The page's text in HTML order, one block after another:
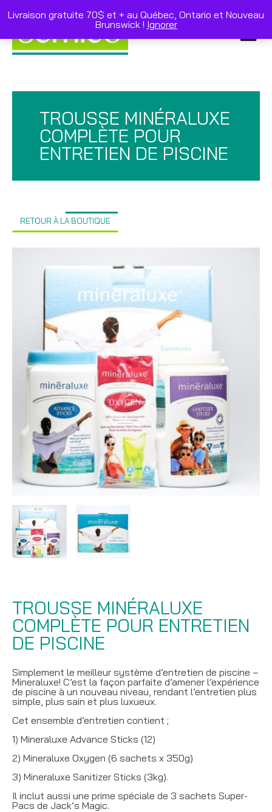
to
TROUSSE MINÉRALUXE
COMPLÈTE POUR
ENTRETIEN DE PISCINE
RETOUR À LA BOUTIQUE
TROUSSE MINÉRALUXE
COMPLÈTE POUR ENTRETIEN
DE PISCINE
Simplement le meilleur système d’entretien de piscine –
Mineraluxe! C’est la façon parfaite d’amener l’expérience
de piscine à un nouveau niveau, rendant l’entretien plus
simple, plus sain et plus luxueux.
Cet ensemble d’entretien contient ;
1) Mineraluxe Advance Sticks (12)
2) Mineraluxe Oxygen (6 sachets x 350g)
3) Mineraluxe Sanitizer Sticks (3kg).
Il inclut aussi une prime spéciale de 3 sachets Super-
Pacs de Jack’s Magic.
Livraison gratuite 70$ et + au Québec, Ontario et Nouveau
Brunswick ! Ignorer